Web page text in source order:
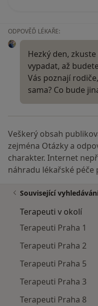
ODPOVĚĎ LÉKAŘE:
Hezký den,
vypadat, až
Vás poznají
sama? Co bude
Veškerý obsah
zejména Otázky a
charakter. Internet
náhradu lékařské péče
Související
Terapeuti v okolí
Terapeuti Praha 1
Terapeuti Praha 2
Terapeuti Praha 5
Terapeuti Praha 3
Terapeuti Praha 8